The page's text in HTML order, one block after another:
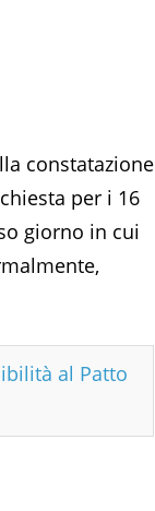
constatazione
per i 16
giorno in cui
al Patto